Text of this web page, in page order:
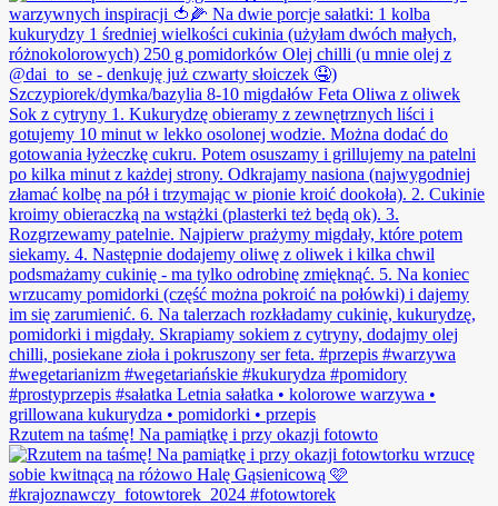
Rzutem na taśmę! Na pamiątkę i przy okazji fotowto